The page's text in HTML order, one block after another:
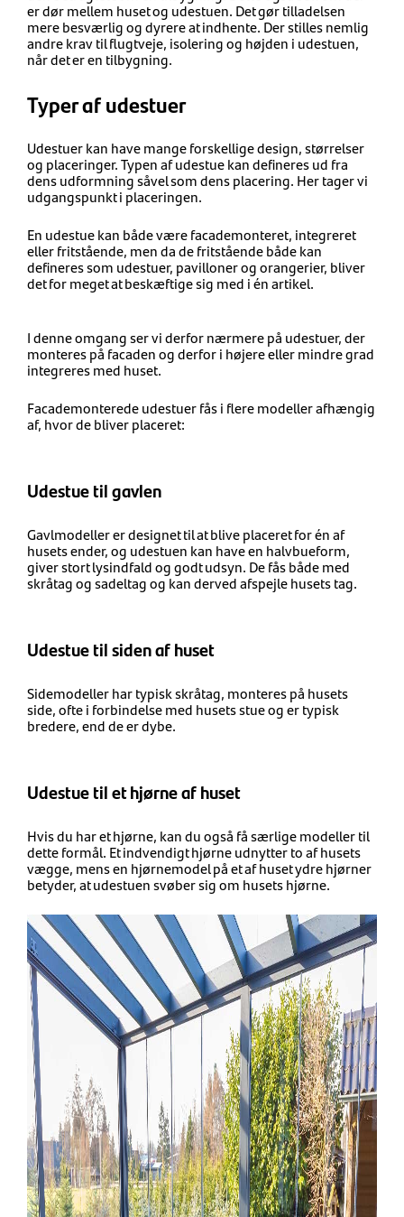
er dør mellem huset og udestuen. Det gør tilladelsen
mere besværlig og dyrere at indhente. Der stilles nemlig
andre krav til flugtveje, isolering og højden i udestuen,
når det er en tilbygning.
Typer af udestuer
Udestuer kan have mange forskellige design, størrelser
og placeringer. Typen af udestue kan defineres ud fra
dens udformning såvel som dens placering. Her tager vi
udgangspunkt i placeringen.
En udestue kan både være facademonteret, integreret
eller fritstående, men da de fritstående både kan
defineres som udestuer, pavilloner og orangerier, bliver
det for meget at beskæftige sig med i én artikel.
I denne omgang ser vi derfor nærmere på udestuer, der
monteres på facaden og derfor i højere eller mindre grad
integreres med huset.
Facademonterede udestuer fås i flere modeller afhængig
af, hvor de bliver placeret:
Udestue til gavlen
Gavlmodeller er designet til at blive placeret for én af
husets ender, og udestuen kan have en halvbueform,
giver stort lysindfald og godt udsyn. De fås både med
skråtag og sadeltag og kan derved afspejle husets tag.
Udestue til siden af huset
Sidemodeller har typisk skråtag, monteres på husets
side, ofte i forbindelse med husets stue og er typisk
bredere, end de er dybe.
Udestue til et hjørne af huset
Hvis du har et hjørne, kan du også få særlige modeller til
dette formål. Et indvendigt hjørne udnytter to af husets
vægge, mens en hjørnemodel på et af huset ydre hjørner
betyder, at udestuen svøber sig om husets hjørne.